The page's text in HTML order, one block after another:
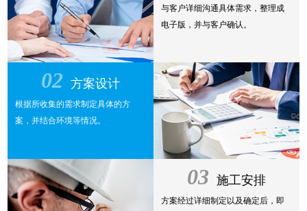
与客户详细沟通具体需求，整理成
电子版，并与客户确认。
02 方案设计
根据所收集的需求制定具体的方
案，并结合环境等情况。
03 施工安排
方案经过详细制定以及确定后，即